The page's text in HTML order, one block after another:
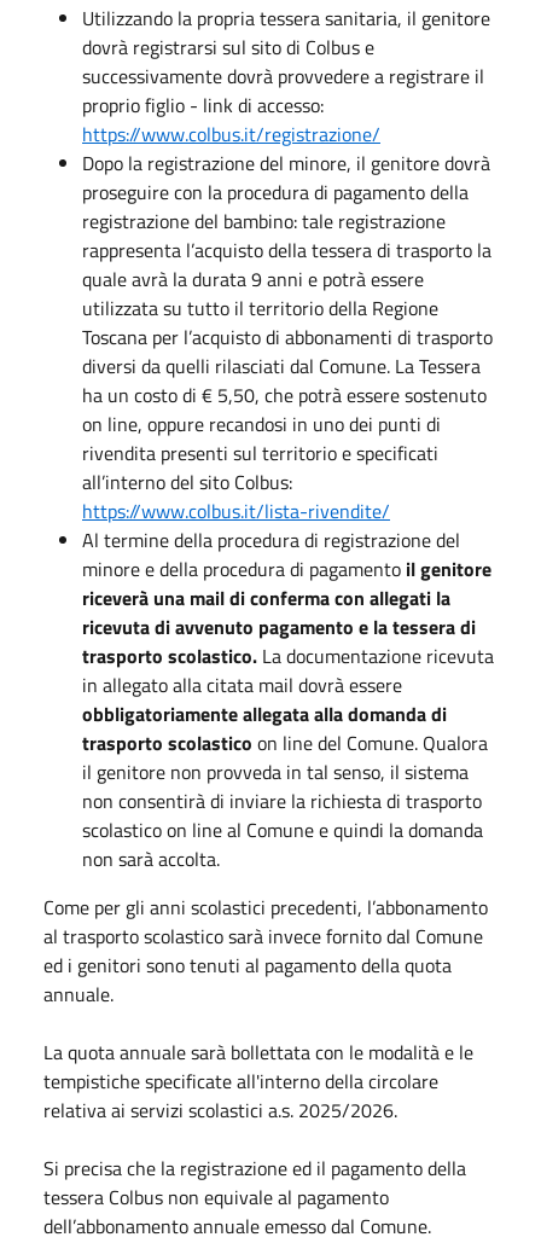
Utilizzando la propria tessera sanitaria, il genitore
dovrà registrarsi sul sito di Colbus e
successivamente dovrà provvedere a registrare il
proprio figlio - link di accesso:
https://www.colbus.it/registrazione/
Dopo la registrazione del minore, il genitore dovrà
proseguire con la procedura di pagamento della
registrazione del bambino: tale registrazione
rappresenta l’acquisto della tessera di trasporto la
quale avrà la durata 9 anni e potrà essere
utilizzata su tutto il territorio della Regione
Toscana per l’acquisto di abbonamenti di trasporto
diversi da quelli rilasciati dal Comune. La Tessera
ha un costo di € 5,50, che potrà essere sostenuto
on line, oppure recandosi in uno dei punti di
rivendita presenti sul territorio e specificati
all’interno del sito Colbus:
https://www.colbus.it/lista-rivendite/
Al termine della procedura di registrazione del
minore e della procedura di pagamento il genitore
riceverà una mail di conferma con allegati la
ricevuta di avvenuto pagamento e la tessera di
trasporto scolastico. La documentazione ricevuta
in allegato alla citata mail dovrà essere
obbligatoriamente allegata alla domanda di
trasporto scolastico on line del Comune. Qualora
il genitore non provveda in tal senso, il sistema
non consentirà di inviare la richiesta di trasporto
scolastico on line al Comune e quindi la domanda
non sarà accolta.
Come per gli anni scolastici precedenti, l’abbonamento
al trasporto scolastico sarà invece fornito dal Comune
ed i genitori sono tenuti al pagamento della quota
annuale.
La quota annuale sarà bollettata con le modalità e le
tempistiche specificate all'interno della circolare
relativa ai servizi scolastici a.s. 2025/2026.
Si precisa che la registrazione ed il pagamento della
tessera Colbus non equivale al pagamento
dell’abbonamento annuale emesso dal Comune.